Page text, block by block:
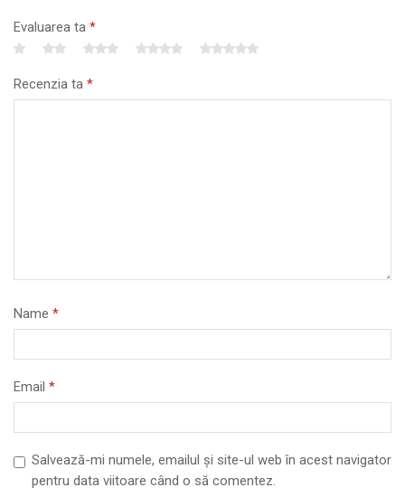
Evaluarea ta *
Recenzia ta *
Name *
Email *
Salvează-mi numele, emailul și site-ul web în acest navigator
pentru data viitoare când o să comentez.